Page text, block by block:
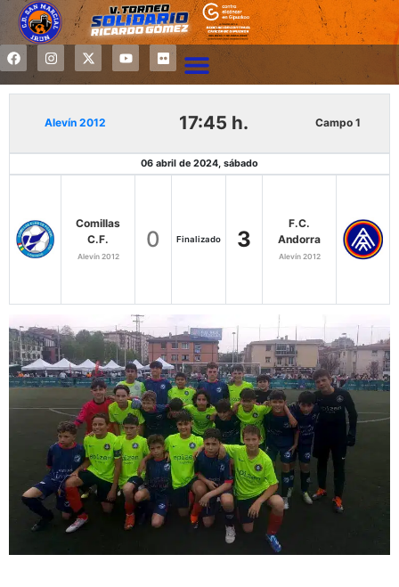
Alevín 2012 17:45 h. Campo 1
06 abril de 2024, sábado
Comillas
C.F.
Alevín 2012
0 Finalizado 3
F.C.
Andorra
Alevín 2012